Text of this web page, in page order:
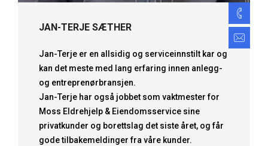
JAN-TERJE SÆTHER
Jan-Terje er en allsidig og serviceinnstilt kar og
kan det meste med lang erfaring innen anlegg-
og entreprenørbransjen.
Jan-Terje har også jobbet som vaktmester for
Moss Eldrehjelp & Eiendomsservice sine
privatkunder og borettslag det siste året, og får
gode tilbakemeldinger fra våre kunder.